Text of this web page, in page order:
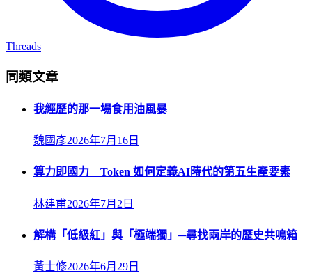
Threads
同類文章
我經歷的那一場食用油風暴
魏國彥2026年7月16日
算力即國力 Token 如何定義AI時代的第五生產要素
林建甫2026年7月2日
解構「低級紅」與「極端獨」─尋找兩岸的歷史共鳴箱
黃士修2026年6月29日